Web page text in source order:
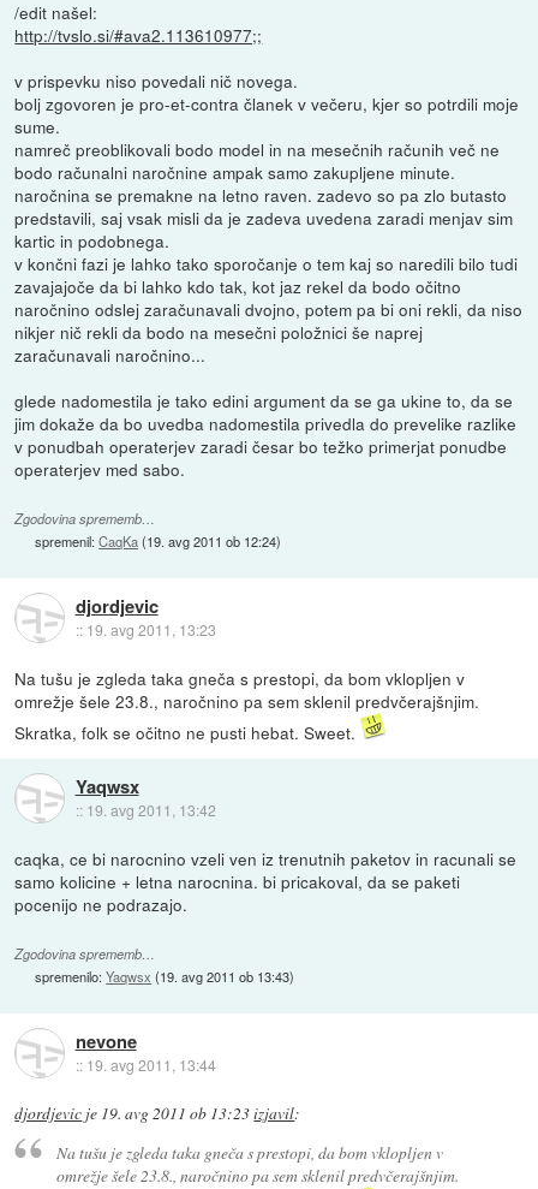
/edit našel:
http://tvslo.si/#ava2.113610977;;
v prispevku niso povedali nič novega.
bolj zgovoren je pro-et-contra članek v večeru, kjer so potrdili moje
sume.
namreč preoblikovali bodo model in na mesečnih računih več ne
bodo računalni naročnine ampak samo zakupljene minute.
naročnina se premakne na letno raven. zadevo so pa zlo butasto
predstavili, saj vsak misli da je zadeva uvedena zaradi menjav sim
kartic in podobnega.
v končni fazi je lahko tako sporočanje o tem kaj so naredili bilo tudi
zavajajoče da bi lahko kdo tak, kot jaz rekel da bodo očitno
naročnino odslej zaračunavali dvojno, potem pa bi oni rekli, da niso
nikjer nič rekli da bodo na mesečni položnici še naprej
zaračunavali naročnino...
glede nadomestila je tako edini argument da se ga ukine to, da se
jim dokaže da bo uvedba nadomestila privedla do prevelike razlike
v ponudbah operaterjev zaradi česar bo težko primerjat ponudbe
operaterjev med sabo.
Zgodovina sprememb…
spremenil:CaqKa(19. avg 2011 ob 12:24)
djordjevic
:: 19. avg 2011, 13:23
Na tušu je zgleda taka gneča s prestopi, da bom vklopljen v
omrežje šele 23.8., naročnino pa sem sklenil predvčerajšnjim.
Skratka, folk se očitno ne pusti hebat. Sweet.
Yaqwsx
:: 19. avg 2011, 13:42
caqka, ce bi narocnino vzeli ven iz trenutnih paketov in racunali se
samo kolicine + letna narocnina. bi pricakoval, da se paketi
pocenijo ne podrazajo.
Zgodovina sprememb…
spremenilo:Yaqwsx (19. avg 2011 ob 13:43)
nevone
:: 19. avg 2011, 13:44
djordjevic je 19. avg 2011 ob 13:23izjavil:
Na tušu je zgleda taka gneča s prestopi, da bom vklopljen v
omrežje šele 23.8., naročnino pa sem sklenil predvčerajšnjim.